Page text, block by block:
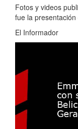
Fotos y videos
fue la
El Informador